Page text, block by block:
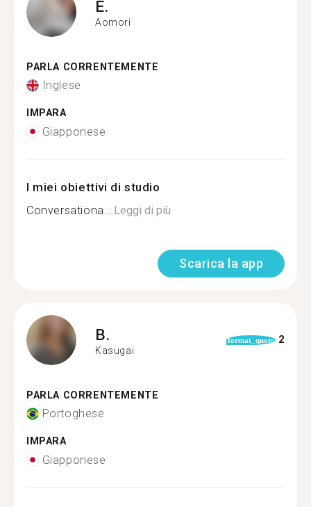
E.
Aomori
PARLA CORRENTEMENTE
Inglese
IMPARA
Giapponese
I miei obiettivi di studio
Conversationa... Leggi di più
Scarica la app
B.
Kasugai
format_quote 2
PARLA CORRENTEMENTE
Portoghese
IMPARA
Giapponese